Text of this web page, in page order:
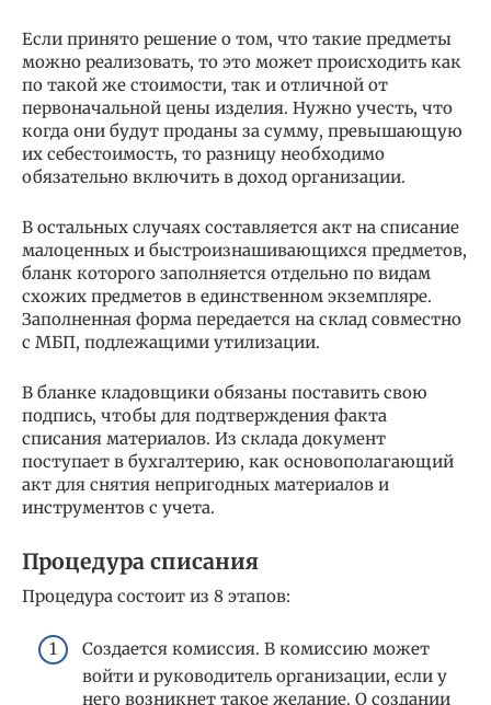
Если принято решение о том, что такие предметы
можно реализовать, то это может происходить как
по такой же стоимости, так и отличной от
первоначальной цены изделия. Нужно учесть, что
когда они будут проданы за сумму, превышающую
их себестоимость, то разницу необходимо
обязательно включить в доход организации.
В остальных случаях составляется акт на списание
малоценных и быстроизнашивающихся предметов,
бланк которого заполняется отдельно по видам
схожих предметов в единственном экземпляре.
Заполненная форма передается на склад совместно
с МБП, подлежащими утилизации.
В бланке кладовщики обязаны поставить свою
подпись, чтобы для подтверждения факта
списания материалов. Из склада документ
поступает в бухгалтерию, как основополагающий
акт для снятия непригодных материалов и
инструментов с учета.
Процедура списания
Процедура состоит из 8 этапов:
Создается комиссия. В комиссию может
войти и руководитель организации, если у
него возникнет такое желание. О создании